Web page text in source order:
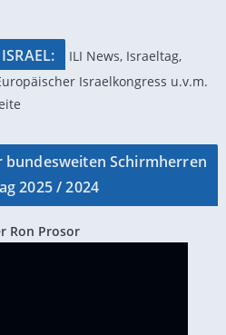
ILI News, Israeltag,
Israelkongress u.v.m.
Schirmherren
2025 / 2024
Ron Prosor